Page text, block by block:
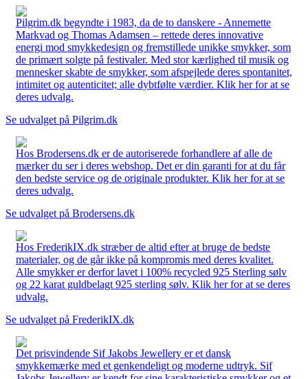
Pilgrim.dk begyndte i 1983, da de to danskere - Annemette
Markvad og Thomas Adamsen – rettede deres innovative
energi mod smykkedesign og fremstillede unikke smykker, som
de primært solgte på festivaler. Med stor kærlighed til musik og
mennesker skabte de smykker, som afspejlede deres spontanitet,
intimitet og autenticitet; alle dybtfølte værdier. Klik her for at se
deres udvalg.
Se udvalget på Pilgrim.dk
Hos Brodersens.dk er de autoriserede forhandlere af alle de
mærker du ser i deres webshop. Det er din garanti for at du får
den bedste service og de originale produkter. Klik her for at se
deres udvalg.
Se udvalget på Brodersens.dk
Hos FrederikIX.dk stræber de altid efter at bruge de bedste
materialer, og de går ikke på kompromis med deres kvalitet.
Alle smykker er derfor lavet i 100% recycled 925 Sterling sølv
og 22 karat guldbelagt 925 sterling sølv. Klik her for at se deres
udvalg.
Se udvalget på FrederikIX.dk
Det prisvindende Sif Jakobs Jewellery er et dansk
smykkemærke med et genkendeligt og moderne udtryk. Sif